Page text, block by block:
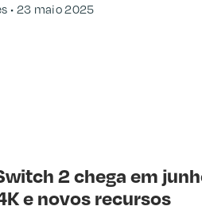
23 maio 2025
2 chega em
e novos recursos